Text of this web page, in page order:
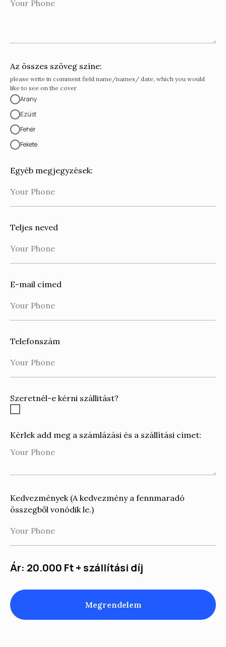
Az összes szöveg színe:
please write in comment field name/names/ date, which you would
like to see on the cover
Arany
Ezüst
Fehér
Fekete
Egyéb megjegyzések:
Teljes neved
E-mail címed
Telefonszám
Szeretnél-e kérni szállitást?
Kérlek add meg a számlázási és a szállítási címet:
Kedvezmények (A kedvezmény a fennmaradó
összegből vonódik le.)
Ár: 20.000 Ft+ szállítási díj
Megrendelem